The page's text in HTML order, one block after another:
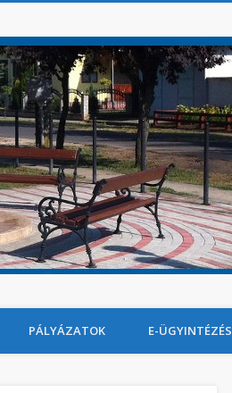
PÁLYÁZATOK E-ÜGYINTÉZÉS